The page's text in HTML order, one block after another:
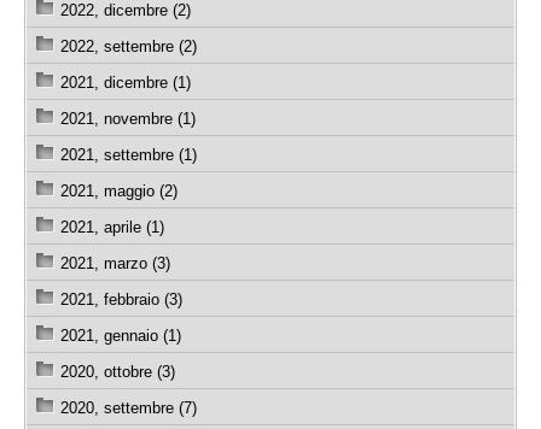
2022, dicembre (2)
2022, settembre (2)
2021, dicembre (1)
2021, novembre (1)
2021, settembre (1)
2021, maggio (2)
2021, aprile (1)
2021, marzo (3)
2021, febbraio (3)
2021, gennaio (1)
2020, ottobre (3)
2020, settembre (7)